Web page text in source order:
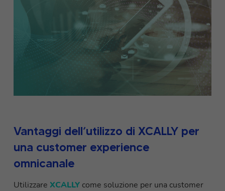
Vantaggi dell’utilizzo di XCALLY per
una customer experience
omnicanale
Utilizzare XCALLY come soluzione per una customer